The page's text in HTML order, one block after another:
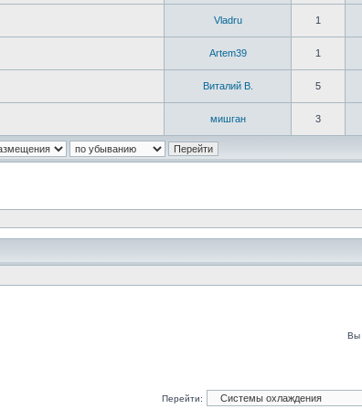
Vladru 1
Artem39 1
Виталий В. 5
мишган 3
Вы
Перейти: